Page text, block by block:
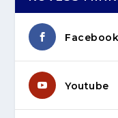
Facebook
Youtube